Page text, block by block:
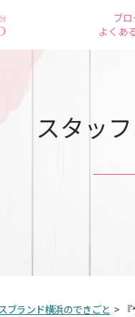
ブ
よくあ
スタッ
ブランド横浜のできごと >